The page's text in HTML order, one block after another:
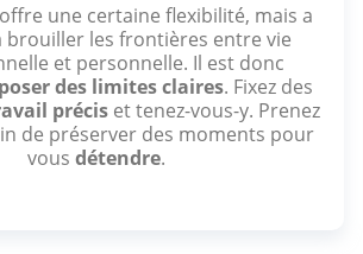
une certaine flexibilité, mais a
brouiller les frontières entre vie
et personnelle. Il est donc
des limites claires. Fixez des
précis et tenez-vous-y. Prenez
de préserver des moments pour
vous détendre.